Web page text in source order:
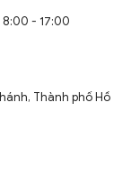
- 17:00
Thành phố Hồ